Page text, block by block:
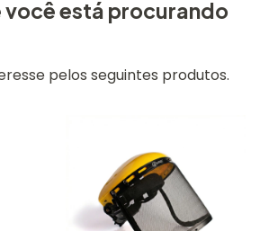
você está procurando
pelos seguintes produtos.